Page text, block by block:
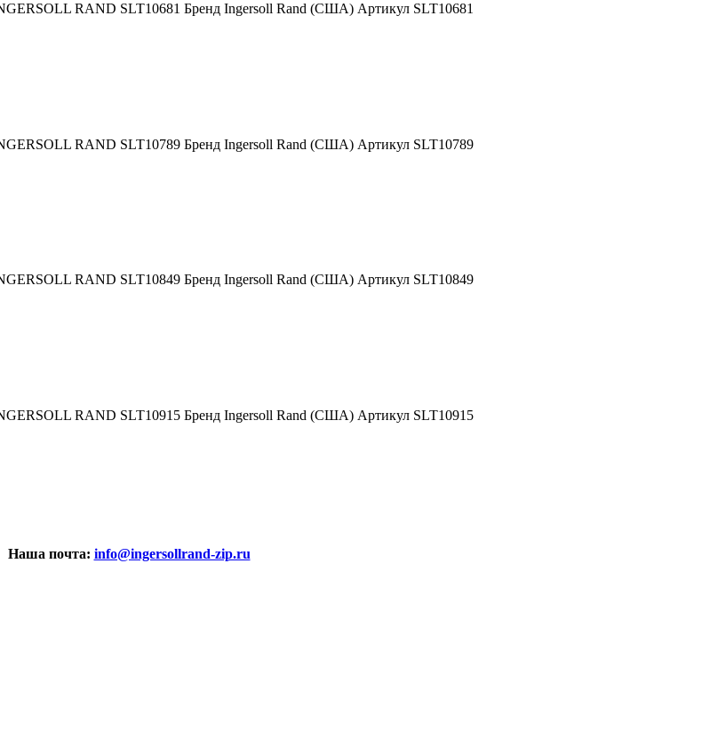
RAND SLT10681 Бренд Ingersoll Rand (США) Артикул SLT10681
RAND SLT10789 Бренд Ingersoll Rand (США) Артикул SLT10789
RAND SLT10849 Бренд Ingersoll Rand (США) Артикул SLT10849
RAND SLT10915 Бренд Ingersoll Rand (США) Артикул SLT10915
Наша почта: info@ingersollrand-zip.ru